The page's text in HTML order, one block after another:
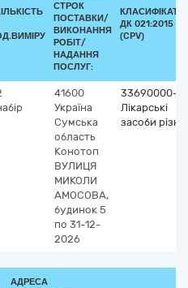
СТРОК
ПОСТАВКИ/
ВИКОНАННЯ
РОБІТ/
НАДАННЯ
ПОСЛУГ:
ДК 021:2015
(CPV)
41600
Україна
Сумська
область
Конотоп
ВУЛИЦЯ
МИКОЛИ
АМОСОВА,
будинок 5
по 31-12-
2026
33690000-3
Лікарські
засоби різні
АДРЕСА